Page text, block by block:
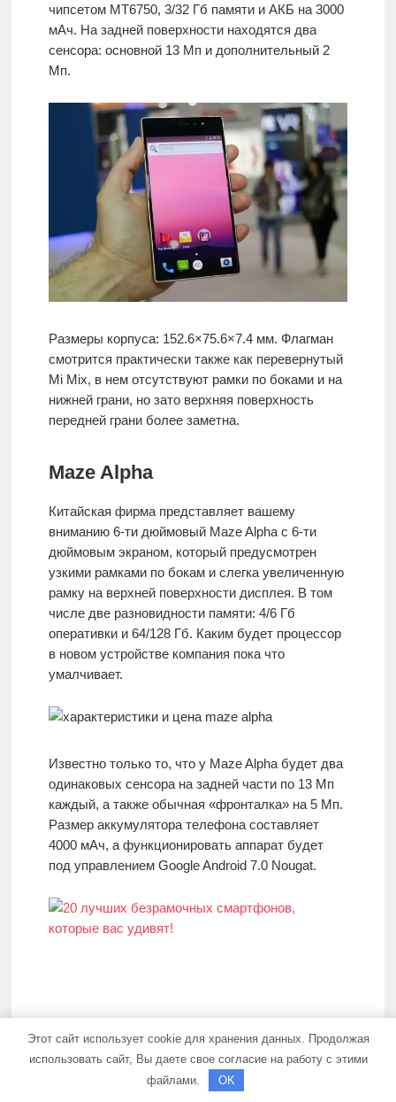
чипсетом MT6750, 3/32 Гб памяти и АКБ на 3000
мАч. На задней поверхности находятся два
сенсора: основной 13 Мп и дополнительный 2
Мп.
Размеры корпуса: 152.6×75.6×7.4 мм. Флагман
смотрится практически также как перевернутый
Mi Mix, в нем отсутствуют рамки по боками и на
нижней грани, но зато верхняя поверхность
передней грани более заметна.
Maze Alpha
Китайская фирма представляет вашему
вниманию 6-ти дюймовый Maze Alpha с 6-ти
дюймовым экраном, который предусмотрен
узкими рамками по бокам и слегка увеличенную
рамку на верхней поверхности дисплея. В том
числе две разновидности памяти: 4/6 Гб
оперативки и 64/128 Гб. Каким будет процессор
в новом устройстве компания пока что
умалчивает.
Известно только то, что у Maze Alpha будет два
одинаковых сенсора на задней части по 13 Мп
каждый, а также обычная «фронталка» на 5 Мп.
Размер аккумулятора телефона составляет
4000 мАч, а функционировать аппарат будет
под управлением Google Android 7.0 Nougat.
безрамочник с 6 ГБ
оперативки!
Этот сайт использует cookie для хранения данных. Продолжая
использовать сайт, Вы даете свое согласие на работу с этими
файлами.
OK